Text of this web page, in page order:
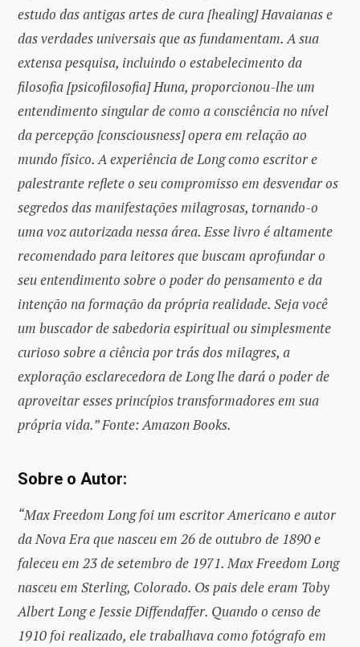
estudo das antigas artes de cura [healing] Havaianas e
das verdades universais que as fundamentam. A sua
extensa pesquisa, incluindo o estabelecimento da
filosofia [psicofilosofia] Huna, proporcionou-lhe um
entendimento singular de como a consciência no nível
da percepção [consciousness] opera em relação ao
mundo físico. A experiência de Long como escritor e
palestrante reflete o seu compromisso em desvendar os
segredos das manifestações milagrosas, tornando-o
uma voz autorizada nessa área. Esse livro é altamente
recomendado para leitores que buscam aprofundar o
seu entendimento sobre o poder do pensamento e da
intenção na formação da própria realidade. Seja você
um buscador de sabedoria espiritual ou simplesmente
curioso sobre a ciência por trás dos milagres, a
exploração esclarecedora de Long lhe dará o poder de
aproveitar esses princípios transformadores em sua
própria vida.” Fonte: Amazon Books.
Sobre o Autor:
“Max Freedom Long foi um escritor Americano e autor
da Nova Era que nasceu em 26 de outubro de 1890 e
faleceu em 23 de setembro de 1971. Max Freedom Long
nasceu em Sterling, Colorado. Os pais dele eram Toby
Albert Long e Jessie Diffendaffer. Quando o censo de
1910 foi realizado, ele trabalhava como fotógrafo em